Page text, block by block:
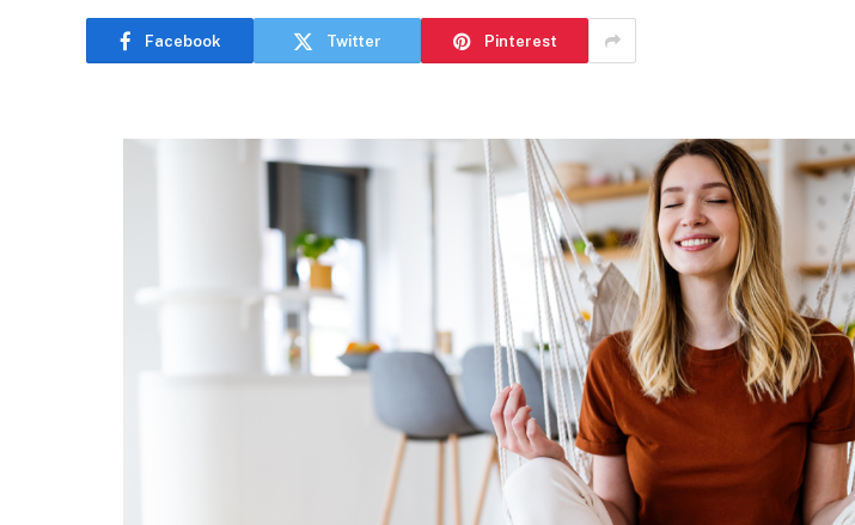
Facebook Twitter Pinterest